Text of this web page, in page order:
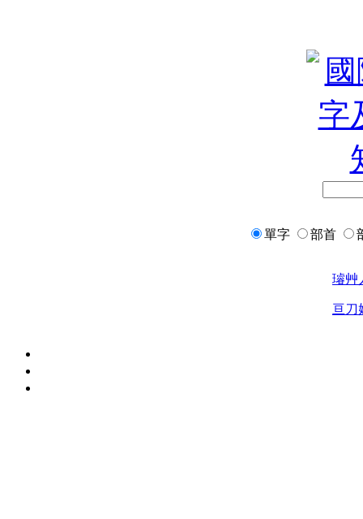
單字 部首
璿艸
亘刀